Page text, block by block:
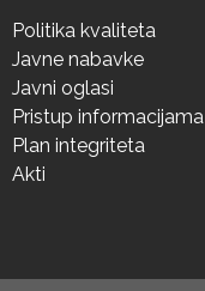
Politika kvaliteta
Javne nabavke
Javni oglasi
Pristup informacijama
Plan integriteta
Akti